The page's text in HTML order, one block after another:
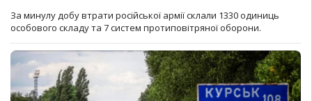
За минулу добу втрати російської армії склали 1330 одиниць
особового складу та 7 систем протиповітряної оборони.